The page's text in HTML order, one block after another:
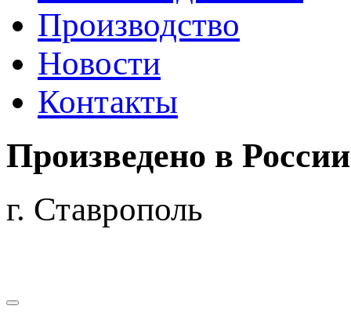
Производство
Новости
Контакты
Произведено в России
г. Ставрополь